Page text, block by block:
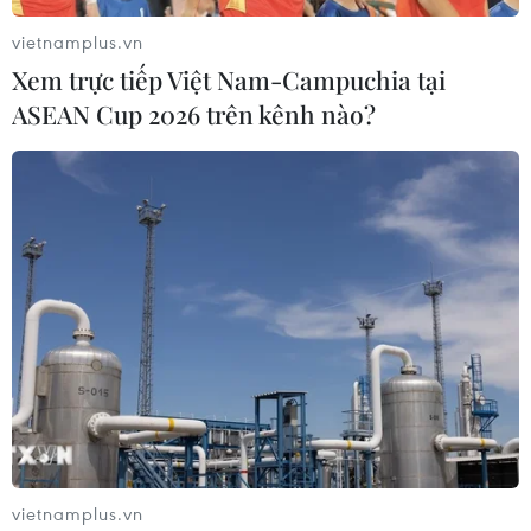
Campuchia: Số ca nhập cảnh tăng, 95%
người trưởng thành đã tiêm phòng
06/09/2021 11:00
Campuchia ghi nhận 528 ca mới và 13 ca tử vong vì
dịch COVID-19 trong 24 giờ qua, trong đó có 188 ca
nhập cảnh và 340 ca lây nhiễm cộng đồng.
vietnamplus.vn
Xem trực tiếp Việt Nam-Campuchia tại
ASEAN Cup 2026 trên kênh nào?
vietnamplus.vn